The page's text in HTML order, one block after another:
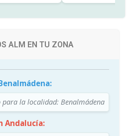
ALM EN TU ZONA
para la localidad: Benalmádena
Andalucía: